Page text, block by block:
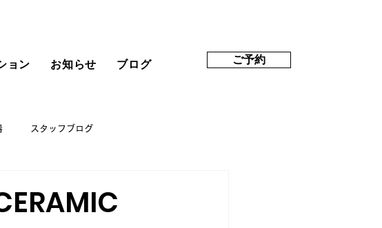
ご予約
ョン お知らせ ブログ
スタッフブログ